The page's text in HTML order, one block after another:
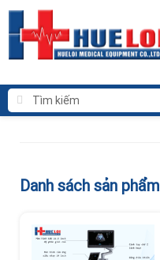
Danh sách sản phẩm